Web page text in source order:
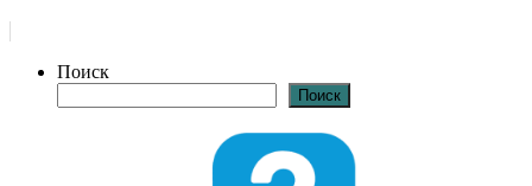
Поиск
Поиск